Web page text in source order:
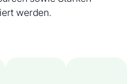
werden.